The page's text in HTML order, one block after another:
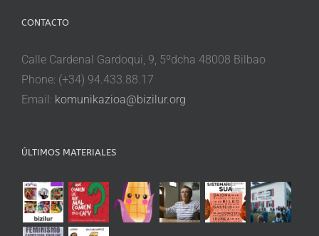
CONTACTO
Calle Cardenal Gardoqui, 9, 5ºdcha 48008 Bilbao
Phone: (+34) 94.433.88.17
Email: komunikazioa@bizilur.org
ÚLTIMOS MATERIALES